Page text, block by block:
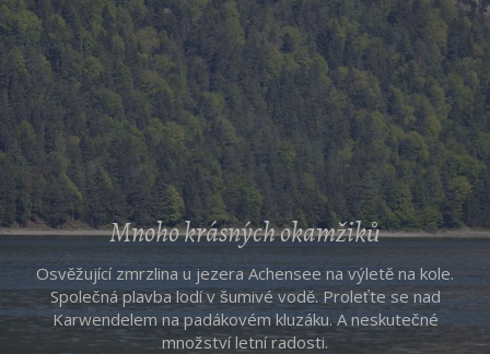
Mnoho krásných okamžiků
Osvěžující zmrzlina u jezera Achensee na výletě na kole.
Společná plavba lodí v šumivé vodě. Proleťte se nad
Karwendelem na padákovém kluzáku. A neskutečné
množství letní radosti.